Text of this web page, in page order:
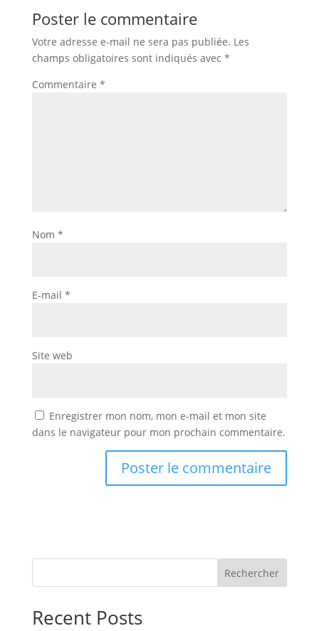
Poster le commentaire
Votre adresse e-mail ne sera pas publiée. Les
champs obligatoires sont indiqués avec *
Commentaire *
Nom *
E-mail *
Site web
Enregistrer mon nom, mon e-mail et mon site
dans le navigateur pour mon prochain commentaire.
Rechercher
Recent Posts